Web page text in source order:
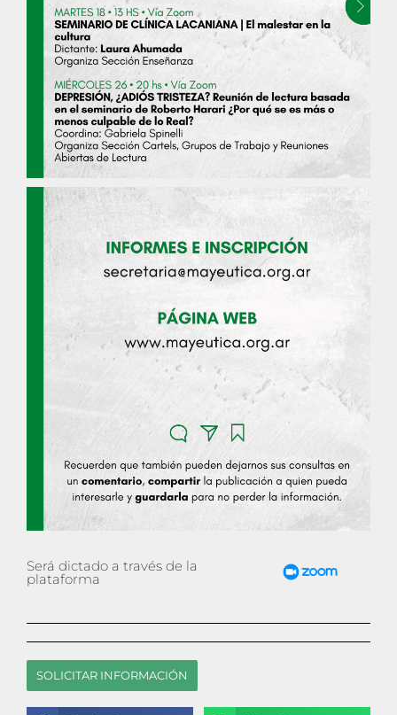
Será dictado a través de la
plataforma
SOLICITAR INFORMACIÓN